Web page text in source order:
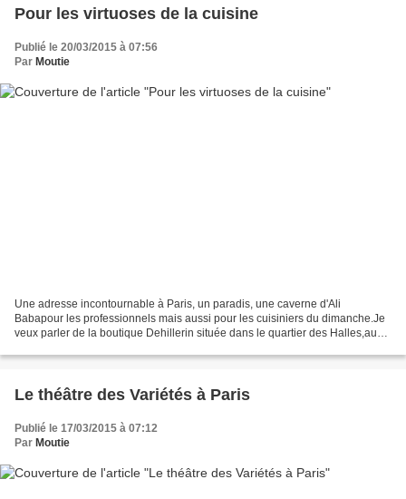
Pour les virtuoses de la cuisine
Publié le 20/03/2015 à 07:56
Par Moutie
Une adresse incontournable à Paris, un paradis, une caverne d'Ali
Babapour les professionnels mais aussi pour les cuisiniers du dimanche.Je
veux parler de la boutique Dehillerin située dans le quartier des Halles,au
Le théâtre des Variétés à Paris
Publié le 17/03/2015 à 07:12
Par Moutie